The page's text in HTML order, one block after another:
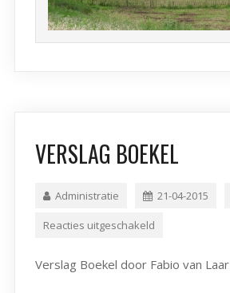
VERSLAG BOEKEL
Administratie 21-04-2015
Reacties uitgeschakeld
Verslag Boekel door Fabio van Laar